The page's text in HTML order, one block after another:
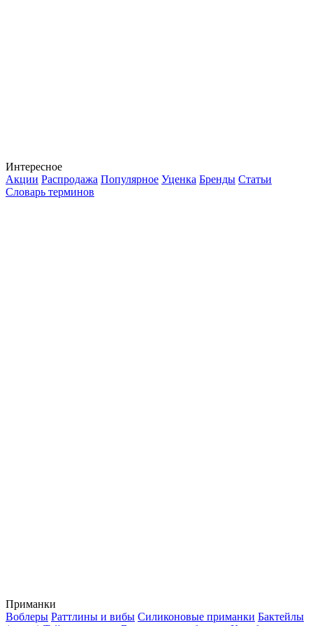
Интересное
Акции Распродажа Популярное Уценка Бренды Статьи
Словарь терминов
Приманки
Воблеры Раттлины и вибы Силиконовые приманки Бактейлы